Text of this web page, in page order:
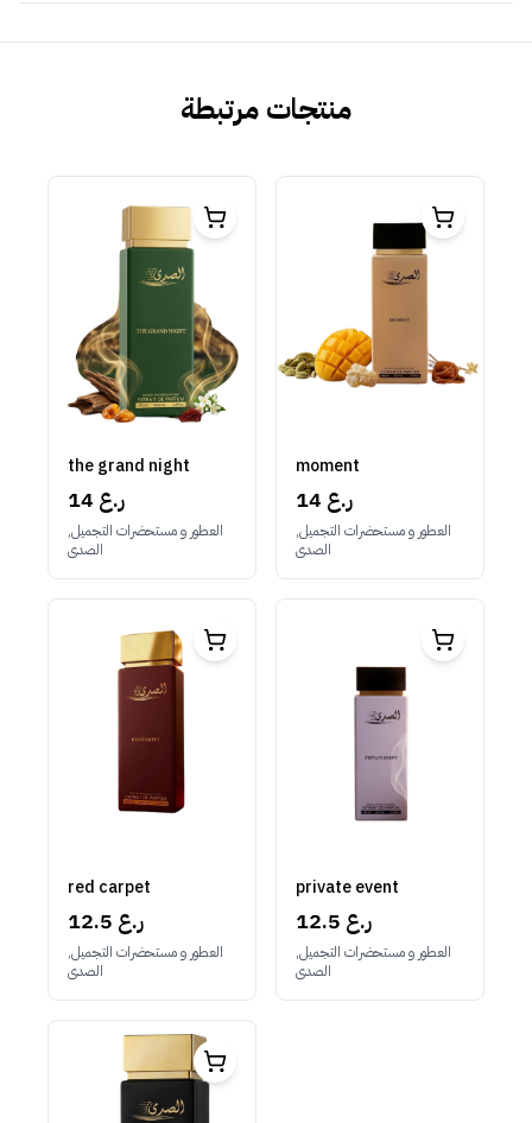
منتجات مرتبطة
the grand night
14 ر.ع
العطور و مستحضرات التجميل,
الصدى
moment
14 ر.ع
العطور و مستحضرات التجميل,
الصدى
red carpet
12.5 ر.ع
العطور و مستحضرات التجميل,
الصدى
private event
12.5 ر.ع
العطور و مستحضرات التجميل,
الصدى